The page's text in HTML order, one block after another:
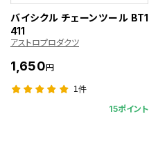
バイシクル チェーンツール BT1
411
アストロプロダクツ
1,650円
1件
15ポイント